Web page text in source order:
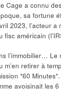
Cage a connu
sa fortune
2023, l’acteur a
fisc américain
l’immobilier… Le
m’en retirer à
*60
avoisinait les 6